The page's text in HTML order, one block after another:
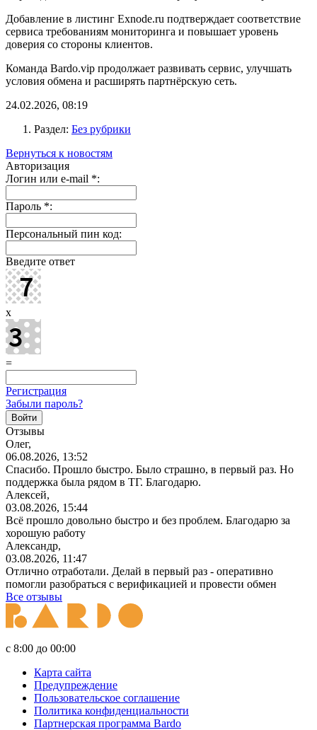
Добавление в листинг Exnode.ru подтверждает соответствие
сервиса требованиям мониторинга и повышает уровень
доверия со стороны клиентов.
Команда Bardo.vip продолжает развивать сервис, улучшать
условия обмена и расширять партнёрскую сеть.
24.02.2026, 08:19
Раздел: Без рубрики
Вернуться к новостям
Авторизация
Логин или e-mail *:
Пароль *:
Персональный пин код:
Введите ответ
x
=
Регистрация
Забыли пароль?
Отзывы
Олег,
06.08.2026, 13:52
Спасибо. Прошло быстро. Было страшно, в первый раз. Но
поддержка была рядом в ТГ. Благодарю.
Алексей,
03.08.2026, 15:44
Всё прошло довольно быстро и без проблем. Благодарю за
хорошую работу
Александр,
03.08.2026, 11:47
Отлично отработали. Делай в первый раз - оперативно
помогли разобраться с верификацией и провести обмен
Все отзывы
с 8:00 до 00:00
Карта сайта
Предупреждение
Пользовательское соглашение
Политика конфиденциальности
Партнерская программа Bardo